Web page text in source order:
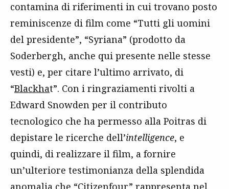
contamina di riferimenti in cui trovano posto
reminiscenze di film come “Tutti gli uomini
del presidente”, “Syriana” (prodotto da
Soderbergh, anche qui presente nelle stesse
vesti) e, per citare l’ultimo arrivato, di
“Blackhat”. Con i ringraziamenti rivolti a
Edward Snowden per il contributo
tecnologico che ha permesso alla Poitras di
depistare le ricerche dell’intelligence, e
quindi, di realizzare il film, a fornire
un’ulteriore testimonianza della splendida